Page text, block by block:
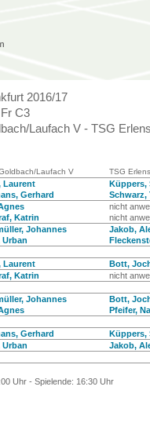
2016/17
C3
Laufach V - TSG
Laufach V TSG
Laurent
Gerhard
Küppers,
Schwarz,
Katrin
nicht
nicht
Johannes
Urban
Jakob,
Laurent Bott,
Katrin nicht
Johannes
Bott,
Pfeifer,
Gerhard Küppers,
Urban Jakob,
Uhr - Spielende: 16:30 Uhr